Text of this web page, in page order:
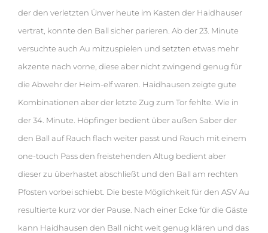
der den verletzten Ünver heute im Kasten der Haidhauser
vertrat, konnte den Ball sicher parieren. Ab der 23. Minute
versuchte auch Au mitzuspielen und setzten etwas mehr
akzente nach vorne, diese aber nicht zwingend genug für
die Abwehr der Heim-elf waren. Haidhausen zeigte gute
Kombinationen aber der letzte Zug zum Tor fehlte. Wie in
der 34. Minute. Höpfinger bedient über außen Saber der
den Ball auf Rauch flach weiter passt und Rauch mit einem
one-touch Pass den freistehenden Altug bedient aber
dieser zu überhastet abschließt und den Ball am rechten
Pfosten vorbei schiebt. Die beste Möglichkeit für den ASV Au
resultierte kurz vor der Pause. Nach einer Ecke für die Gäste
kann Haidhausen den Ball nicht weit genug klären und das